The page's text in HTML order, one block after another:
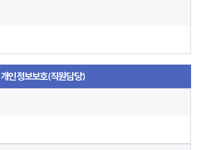
개인정보보호(직원담당)